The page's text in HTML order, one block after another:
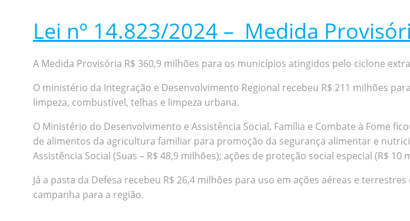
Lei nº 14.823/2024 – Medida
A Medida Provisória R$ 360,9 milhões para os municípios atingidos pelo ciclone
O ministério da Integração e Desenvolvimento Regional recebeu R$ 211 milhões
limpeza, combustível, telhas e limpeza urbana.
O Ministério do Desenvolvimento e Assistência Social, Família e Combate à Fome
de alimentos da agricultura familiar para promoção da segurança alimentar e
Assistência Social (Suas – R$ 48,9 milhões); ações de proteção social especial (R$
Já a pasta da Defesa recebeu R$ 26,4 milhões para uso em ações aéreas e
campanha para a região.